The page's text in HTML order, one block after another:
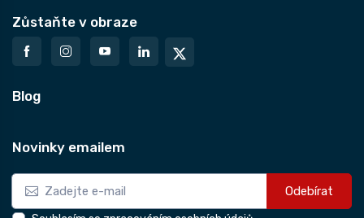
Zůstaňte v obraze
Blog
Novinky emailem
Odebírat